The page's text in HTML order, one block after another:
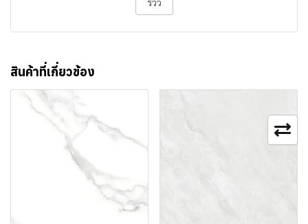
สินค้าที่เกี่ยวข้อง